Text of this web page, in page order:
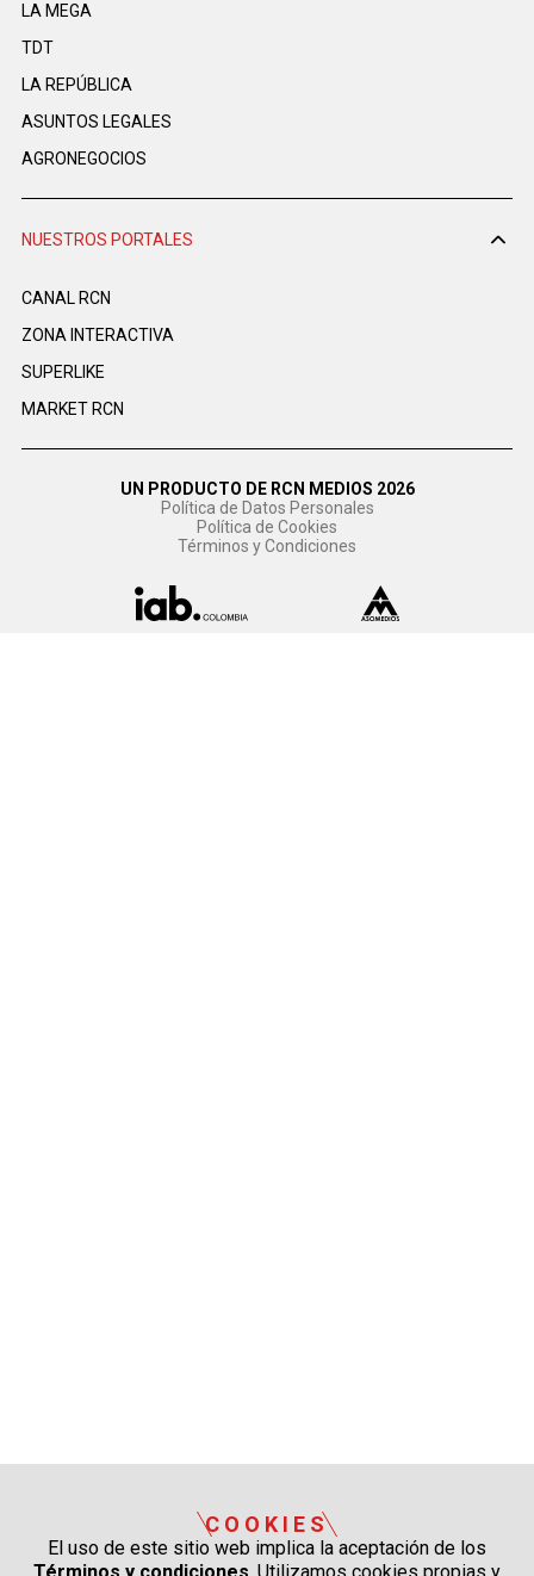
LA MEGA
TDT
LA REPÚBLICA
ASUNTOS LEGALES
AGRONEGOCIOS
NUESTROS PORTALES
CANAL RCN
ZONA INTERACTIVA
SUPERLIKE
MARKET RCN
UN PRODUCTO DE RCN MEDIOS 2026
Política de Datos Personales
Política de Cookies
Términos y Condiciones
COOKIES
El uso de este sitio web implica la aceptación de los